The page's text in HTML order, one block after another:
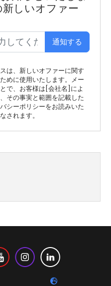
新しいオファー
通知する
は、新しいオファーに関す
めに使用いたします。メー
で、お客様は[会社名]によ
その事実と範囲を記載した
シーポリシーをお読みいた
されます。